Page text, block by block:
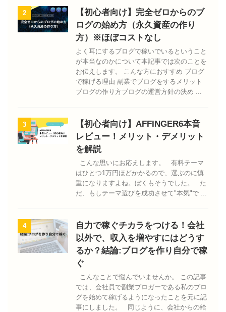
2
【初心者向け】完全ゼロからのブ
ログの始め方（永久資産の作り
方）※ほぼコストなし
よく耳にするブログで稼いでいるということ
が本当なのかについて本記事では次のことを
お伝えします。 こんな方におすすめ ブログ
で稼げる理由 副業でブログをするメリット
ブログの作り方ブログの運営方針の決め ...
3
【初心者向け】AFFINGER6本音
レビュー！メリット・デメリット
を解説
こんな思いにお応えします。 有料テーマ
はひとつ1万円ほどかかるので、選ぶのに慎
重になりますよね。ぼくもそうでした。 た
だ、もしテーマ選びを成功させて"本気"で ...
4
自力で稼ぐチカラをつける！会社
以外で、収入を増やすにはどうす
るか？結論:ブログを作り自分で稼
ぐ
こんなことで悩んでいませんか。 この記事
では、会社員で副業ブロガーである私のブロ
グを始めて稼げるようになったことを元に記
事にしました。 同じように、会社からの給